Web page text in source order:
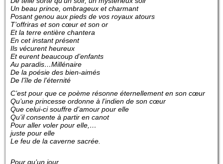
Un beau prince, ombrageux et charmant
Posant genou aux pieds de vos royaux atours
T’offriras et son cœur et son or
Et la terre entière chantera
En cet instant présent
Ils vécurent heureux
Et eurent beaucoup d’enfants
Au paradis…Millénaire
De la poésie des bien-aimés
De l’île de l’éternité
C’est pour que ce poème résonne éternellement en son cœur
Qu’une princesse ordonne à l’indien de son cœur
Que celui-ci souffre d’amour pour elle
Qu’il consente à partir en canot
Pour aller voler pour elle,…
juste pour elle
Le feu de la caverne sacrée.
Pour qu’un jour